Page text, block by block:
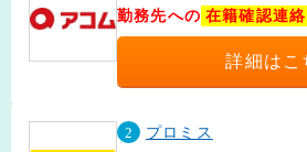
勤務先への 在籍確認連
詳細はこ
2
プロミス